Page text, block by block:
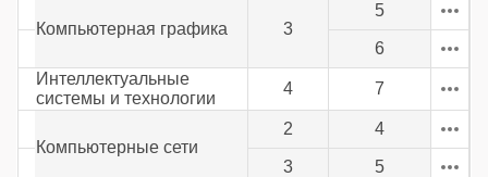
Компьютерная графика 3
5
6
Интеллектуальные
системы и технологии
4 7
Компьютерные сети
2 4
3
5